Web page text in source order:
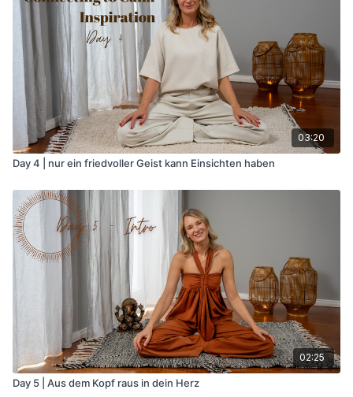
die Dinge losgelassen hast, die nicht für dich bestimmt waren.
Ab heute lassen wir die Metta Praxis nach aussen wachsen.
Metta an jemanden verschicken, der die nah steht.
03:20
Day 4 | nur ein friedvoller Geist kann Einsichten haben
02:25
Day 5 | Aus dem Kopf raus in dein Herz